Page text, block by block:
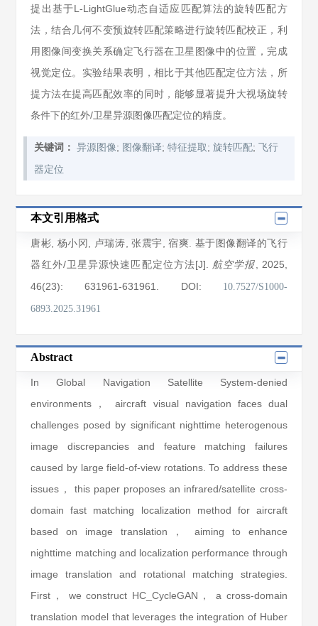
提出基于L-LightGlue动态自适应匹配算法的旋转匹配方
法，结合几何不变预旋转匹配策略进行旋转匹配校正，利
用图像间变换关系确定飞行器在卫星图像中的位置，完成
视觉定位。实验结果表明，相比于其他匹配定位方法，所
提方法在提高匹配效率的同时，能够显著提升大视场旋转
条件下的红外/卫星异源图像匹配定位的精度。
关键词： 异源图像; 图像翻译;特征提取 ;旋转匹配; 飞行
器定位
本文引用格式
唐彬 杨小冈 卢瑞涛 ,张震宇 ,宿爽 . 基于图像翻译的飞行
器红外/卫星异源快速匹配定位方法[J]. 航空学报 , 2025
46(23): 631961-631961 DOI: 10.7527/S1000-
6893.2025.31961
Abstract
In Global Navigation Satellite System-denied
environments， aircraft visual navigation faces dual
challenges posed by significant nighttime heterogenous
image discrepancies and feature matching failures
caused by large field-of-view rotations. To address these
issues， this paper proposes an infrared/satellite cross-
domain fast matching localization method for aircraft
based on image translation， aiming to enhance
nighttime matching and localization performance through
image translation and rotational matching strategies.
First， we construct HC_CycleGAN， a cross-domain
translation model that leverages the integration of Huber